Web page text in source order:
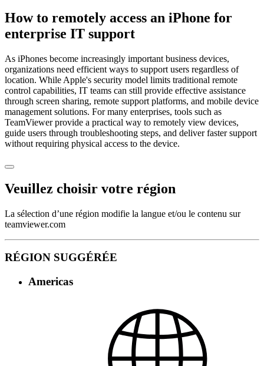
How to remotely access an iPhone for
enterprise IT support
As iPhones become increasingly important business devices,
organizations need efficient ways to support users regardless of
location. While Apple's security model limits traditional remote
control capabilities, IT teams can still provide effective assistance
through screen sharing, remote support platforms, and mobile device
management solutions. For many enterprises, tools such as
TeamViewer provide a practical way to remotely view devices,
guide users through troubleshooting steps, and deliver faster support
without requiring physical access to the device.
Veuillez choisir votre région
La sélection d’une région modifie la langue et/ou le contenu sur
teamviewer.com
RÉGION SUGGÉRÉE
Americas